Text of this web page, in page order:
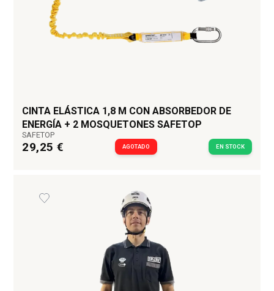
CINTA ELÁSTICA 1,8 M CON ABSORBEDOR DE
ENERGÍA + 2 MOSQUETONES SAFETOP
SAFETOP
29,25 € AGOTADO EN STOCK